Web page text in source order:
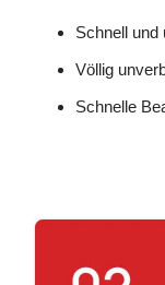
Schnell und
Völlig
Schnelle